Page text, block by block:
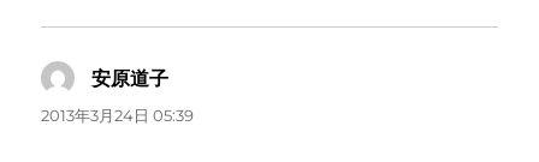
安原道子
り:
2013年3月24日 05:39